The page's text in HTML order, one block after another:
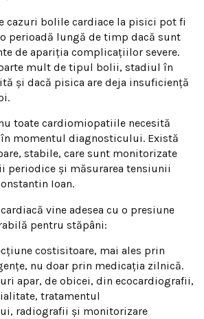
cazuri bolile cardiace la pisici pot fi
perioadă lungă de timp dacă sunt
de apariția complicațiilor severe.
mult de tipul bolii, stadiul în
și dacă pisica are deja insuficiență
toate cardiomiopatiile necesită
momentul diagnosticului. Există
stabile, care sunt monitorizate
periodice și măsurarea tensiunii
Ioan.
vine adesea cu o presiune
pentru stăpâni:
costisitoare, mai ales prin
nu doar prin medicația zilnică.
apar, de obicei, din ecocardiografii,
tratamentul
radiografii și monitorizare